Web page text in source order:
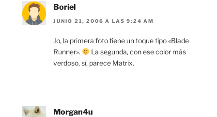
Boriel
JUNIO 21, 2006 A LAS 9:24 AM
Jo, la primera foto tiene un toque tipo «Blade
Runner».
La segunda, con ese color más
verdoso, sí, parece Matrix.
Morgan4u